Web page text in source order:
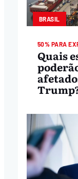
BRASIL
50% PARA
Quais